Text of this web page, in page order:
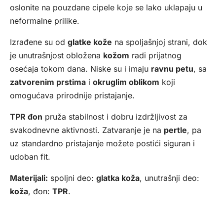
oslonite na pouzdane cipele koje se lako uklapaju u
neformalne prilike.
Izrađene su od glatke kože na spoljašnjoj strani, dok
je unutrašnjost obložena kožom radi prijatnog
osećaja tokom dana. Niske su i imaju ravnu petu, sa
zatvorenim prstima i okruglim oblikom koji
omogućava prirodnije pristajanje.
TPR đon pruža stabilnost i dobru izdržljivost za
svakodnevne aktivnosti. Zatvaranje je na pertle, pa
uz standardno pristajanje možete postići siguran i
udoban fit.
Materijali: spoljni deo: glatka koža, unutrašnji deo:
koža, đon: TPR.